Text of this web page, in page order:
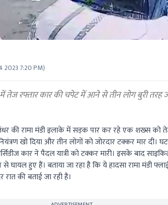
2023 7:20 PM)
रफ्तार कार की चपेट में आने से तीन लोग बुरी तरह
की रामा मंडी इलाके में सड़क पार कर रहे एक शख्स को
खो दिया और तीन लोगों को जोरदार टक्कर मार दी।
कार ने पैदल यात्री को टक्कर मारी। इसके बाद
घायल हुए हैं। बताया जा रहा है कि ये हादसा रामा मंडी
की बताई जा रही है।